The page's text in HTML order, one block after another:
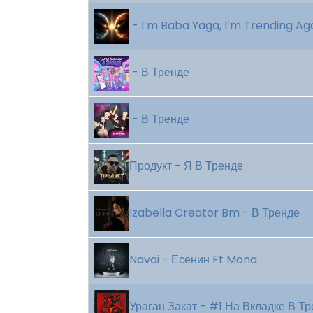
- I’m Baba Yaga, I’m Trending
- В Тренде
- В Тренде
Продукт - Я В Тренде
Izabella Creator Bm - В Тренде
Navai - Есенин Ft Mona
Ураган Закат - #1 На Вкладке В